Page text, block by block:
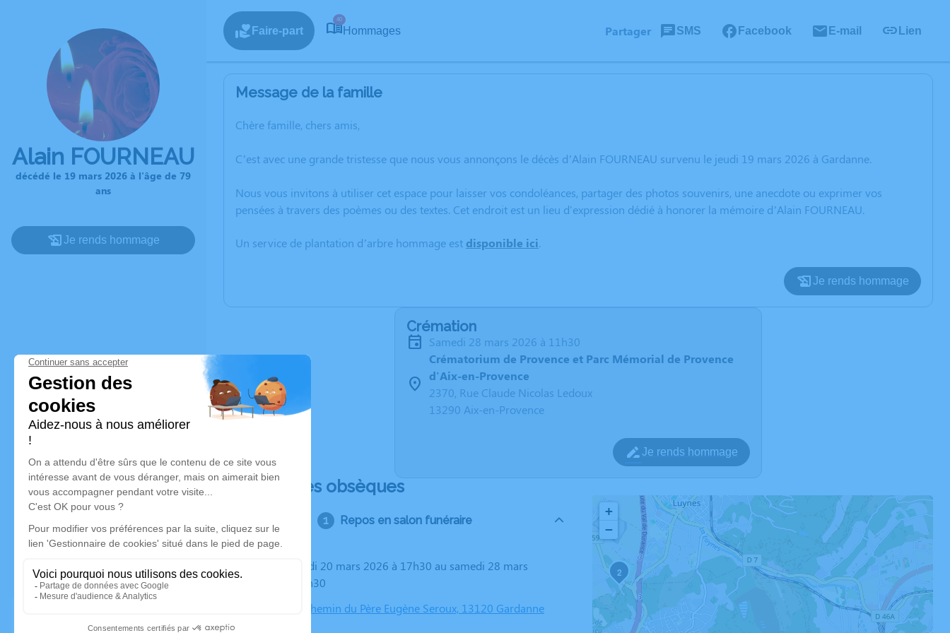
Alain FOURNEAU
décédé le 19 mars 2026 à l'âge de 79
ans
Je rends hommage
Faire-part
40
Hommages Partager SMS Facebook E-mail Lien
Message de la famille
Chère famille, chers amis,
C’est avec une grande tristesse que nous vous annonçons le décès d’Alain FOURNEAU survenu le jeudi 19 mars 2026 à Gardanne.
Nous vous invitons à utiliser cet espace pour laisser vos condoléances, partager des photos souvenirs, une anecdote ou exprimer vos
pensées à travers des poèmes ou des textes. Cet endroit est un lieu d'expression dédié à honorer la mémoire d’Alain FOURNEAU.
Un service de plantation d’arbre hommage est disponible ici.
Je rends hommage
Crémation
samedi 28 mars 2026 à 11h30
Crématorium de Provence et Parc Mémorial de Provence
d'Aix-en-Provence
2370, Rue Claude Nicolas Ledoux
13290 Aix-en-Provence
Je rends hommage
Déroulé des obsèques
Repos en salon funéraire
2026 à 10h30
Villa Izoï, Chemin du Père Eugène Seroux, 13120 Gardanne
2
+
−